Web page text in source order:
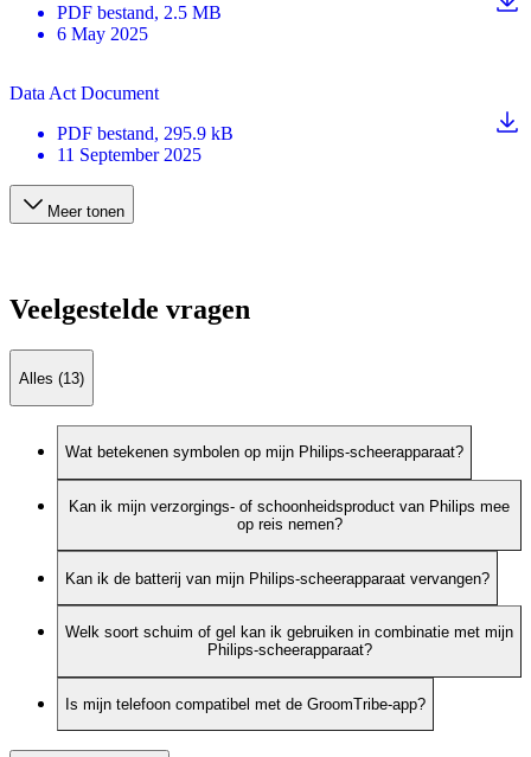
PDF bestand, 2.5 MB
6 May 2025
Data Act Document
PDF bestand, 295.9 kB
11 September 2025
Meer tonen
Veelgestelde vragen
Alles (13)
Wat betekenen symbolen op mijn Philips-scheerapparaat?
Kan ik mijn verzorgings- of schoonheidsproduct van Philips mee
op reis nemen?
Kan ik de batterij van mijn Philips-scheerapparaat vervangen?
Welk soort schuim of gel kan ik gebruiken in combinatie met mijn
Philips-scheerapparaat?
Is mijn telefoon compatibel met de GroomTribe-app?